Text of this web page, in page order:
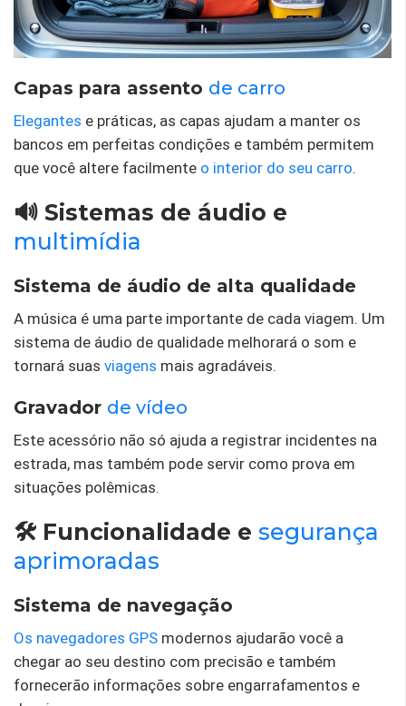
Capas para assento de carro
Elegantes e práticas, as capas ajudam a manter os
bancos em perfeitas condições e também permitem
que você altere facilmente o interior do seu carro.
🔊 Sistemas de áudio e
multimídia
Sistema de áudio de alta qualidade
A música é uma parte importante de cada viagem. Um
sistema de áudio de qualidade melhorará o som e
tornará suas viagens mais agradáveis.
Gravador de vídeo
Este acessório não só ajuda a registrar incidentes na
estrada, mas também pode servir como prova em
situações polêmicas.
🛠️ Funcionalidade e segurança
aprimoradas
Sistema de navegação
Os navegadores GPS modernos ajudarão você a
chegar ao seu destino com precisão e também
fornecerão informações sobre engarrafamentos e